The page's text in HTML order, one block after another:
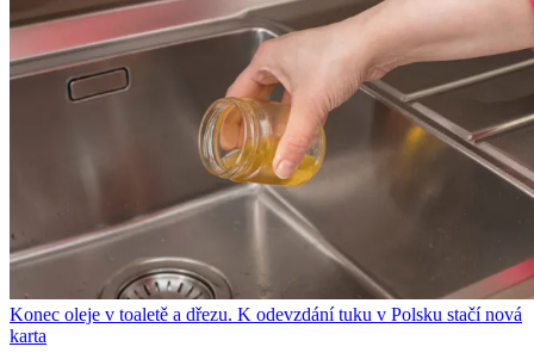
Konec oleje v toaletě a dřezu. K odevzdání tuku v Polsku stačí nová
karta